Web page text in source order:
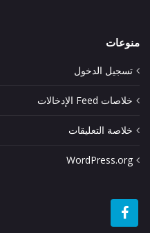
منوعات
تسجيل الدخول
خلاصات Feed الإدخالات
خلاصة التعليقات
WordPress.org